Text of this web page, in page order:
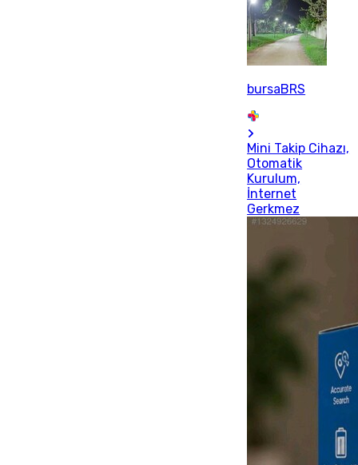
bursaBRS
Mini Takip Cihazı,
Otomatik
Kurulum,
İnternet
Gerkmez